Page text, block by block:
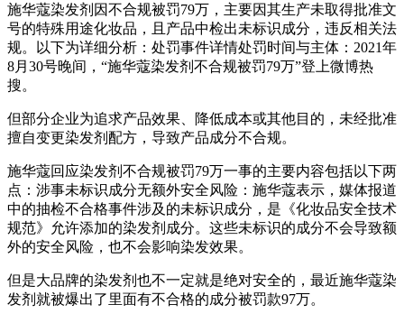
施华蔻染发剂因不合规被罚79万，主要因其生产未取得批准文
号的特殊用途化妆品，且产品中检出未标识成分，违反相关法
规。以下为详细分析：处罚事件详情处罚时间与主体：2021年
8月30号晚间，“施华蔻染发剂不合规被罚79万”登上微博热
搜。
但部分企业为追求产品效果、降低成本或其他目的，未经批准
擅自变更染发剂配方，导致产品成分不合规。
施华蔻回应染发剂不合规被罚79万一事的主要内容包括以下两
点：涉事未标识成分无额外安全风险：施华蔻表示，媒体报道
中的抽检不合格事件涉及的未标识成分，是《化妆品安全技术
规范》允许添加的染发剂成分。这些未标识的成分不会导致额
外的安全风险，也不会影响染发效果。
但是大品牌的染发剂也不一定就是绝对安全的，最近施华蔻染
发剂就被爆出了里面有不合格的成分被罚款97万。